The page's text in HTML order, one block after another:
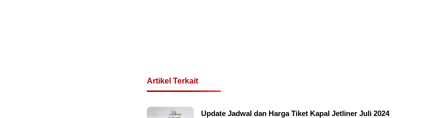
Artikel Terkait
Update Jadwal dan Harga Tiket Kapal Jetliner Juli 2024